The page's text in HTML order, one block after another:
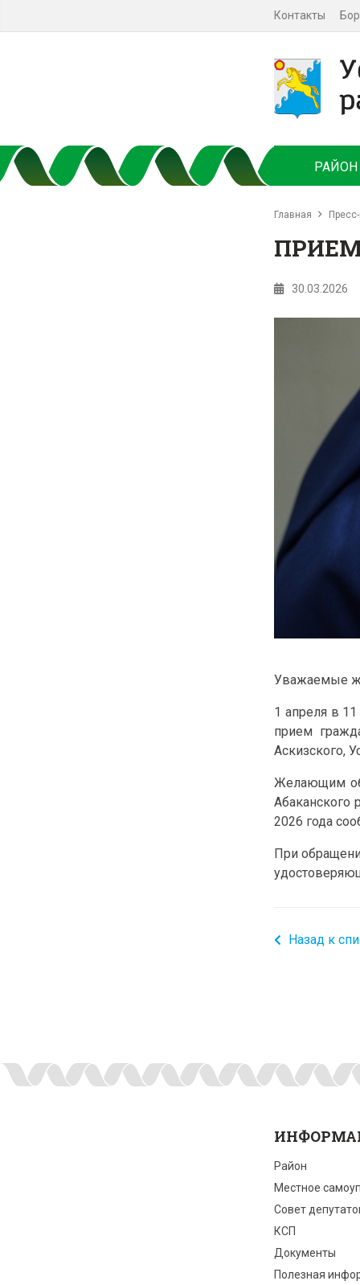
Контакты
РАЙОН
Главная
30.03.2026
Уважаемые
1 апреля в
прием
Аскизского,
Желающим
Абаканского
2026 года
При
Назад к
Район
Местное
Совет
КСП
Документы
Полезная